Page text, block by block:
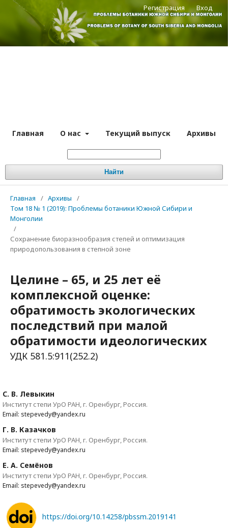
Главная О нас Текущий выпуск Архивы
Найти
Регистрация Вход
Главная / Архивы
/
Том 18 № 1 (2019): Проблемы ботаники Южной Сибири и
Монголии
/
Сохранение биоразнообразия степей и оптимизация
природопользования в степной зоне
Целине – 65, и 25 лет её
комплексной оценке:
обратимость экологических
последствий при малой
обратимости идеологических
УДК 581.5:911(252.2)
С. В. Левыкин
Институт степи УрО РАН, г. Оренбург, Россия.
Email: stepevedy@yandex.ru
Г. В. Казачков
Институт степи УрО РАН, г. Оренбург, Россия.
Email: stepevedy@yandex.ru
Е. А. Семёнов
Институт степи УрО РАН, г. Оренбург, Россия.
Email: stepevedy@yandex.ru
https://doi.org/10.14258/pbssm.2019141